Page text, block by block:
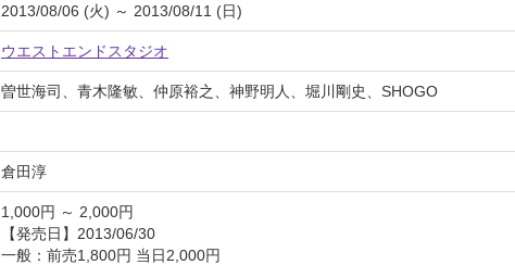
2013/08/06 (火) ～ 2013/08/11 (日)
ウエストエンドスタジオ
曽世海司、青木隆敏、仲原裕之、神野明人、堀川剛史、SHOGO
倉田淳
1,000円 ～ 2,000円
【発売日】2013/06/30
一般：前売1,800円 当日2,000円